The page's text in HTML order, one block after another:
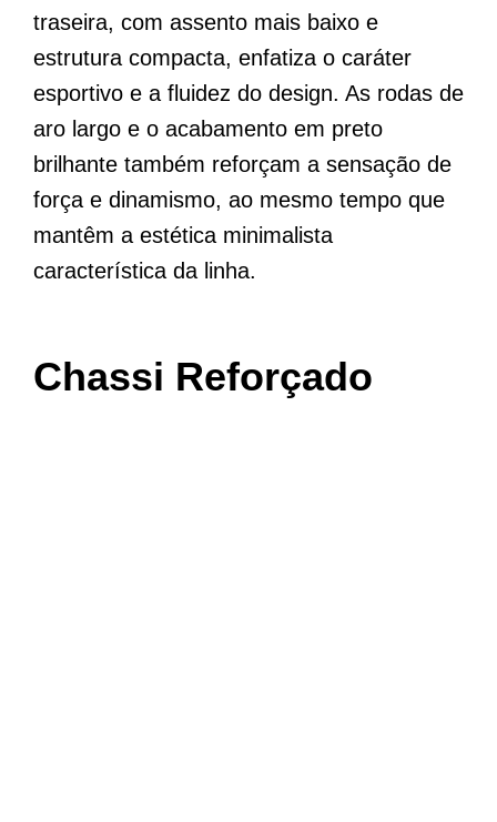
traseira, com assento mais baixo e
estrutura compacta, enfatiza o caráter
esportivo e a fluidez do design. As rodas de
aro largo e o acabamento em preto
brilhante também reforçam a sensação de
força e dinamismo, ao mesmo tempo que
mantêm a estética minimalista
característica da linha.
Chassi Reforçado